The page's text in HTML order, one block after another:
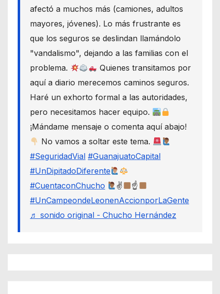
afectó a muchos más (camiones, adultos
mayores, jóvenes). Lo más frustrante es
que los seguros se deslindan llamándolo
"vandalismo", dejando a las familias con el
problema.
Quienes transitamos por
aquí a diario merecemos caminos seguros.
Haré un exhorto formal a las autoridades,
pero necesitamos hacer equipo.
¡Mándame mensaje o comenta aquí abajo!
No vamos a soltar este tema.
#SeguridadVial #GuanajuatoCapital
#UnDipitadoDiferente
#CuentaconChucho
✌
☝
#UnCampeondeLeonenAccionporLaGente
♬ sonido original - Chucho Hernández